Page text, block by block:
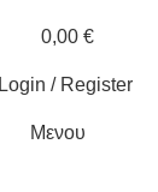
0,00 €
Login / Register
Μενου